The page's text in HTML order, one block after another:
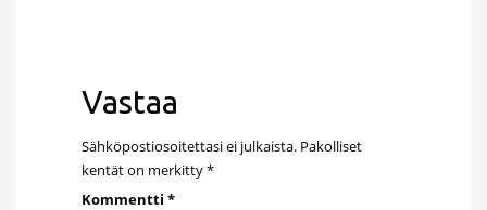
Vastaa
Sähköpostiosoitettasi ei julkaista. Pakolliset
kentät on merkitty*
Kommentti *